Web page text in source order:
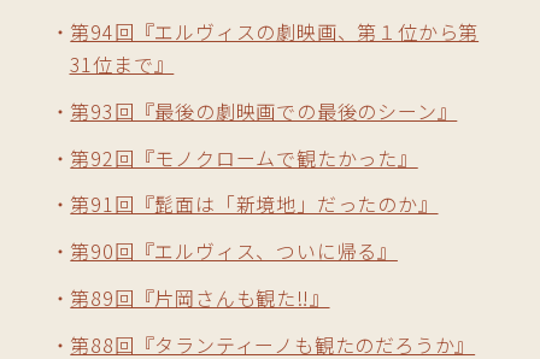
第94回『エルヴィスの劇映画、第１位から第
31位まで』
第93回『最後の劇映画での最後のシーン』
第92回『モノクロームで観たかった』
第91回『髭面は「新境地」だったのか』
第90回『エルヴィス、ついに帰る』
第89回『片岡さんも観た‼』
第88回『タランティーノも観たのだろうか』